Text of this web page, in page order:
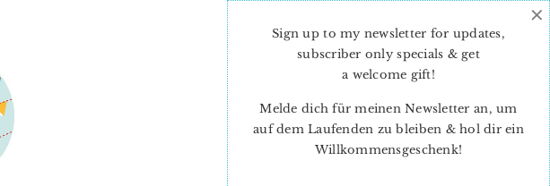
Sign up to my newsletter for updates,
subscriber only specials & get
a welcome gift!
Melde dich für meinen Newsletter an, um
auf dem Laufenden zu bleiben & hol dir ein
Willkommensgeschenk!
×